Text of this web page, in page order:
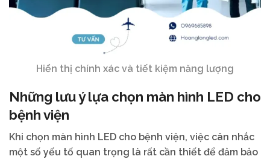
Hiển thị chính xác và tiết kiệm năng lượng
Những lưu ý lựa chọn màn hình LED cho
bệnh viện
Khi chọn màn hình LED cho bệnh viện, việc cân nhắc
một số yếu tố quan trọng là rất cần thiết để đảm bảo